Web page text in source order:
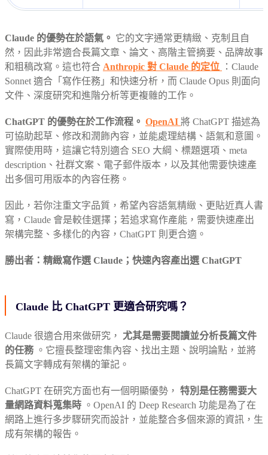
Claude 的優勢在於語氣。 它的文字通常更精緻、克制且自
然，因此非常適合長篇文章、論文、高階主管摘要、品牌故事
和粗稿改寫。這也符合 Anthropic 對 Claude 的定位
：Claude
Sonnet 適合「寫作任務」和快速分析，而 Claude Opus 則面向
文件、深度研究和進階分析等更複雜的工作。
ChatGPT 的優勢在於工作流程。 OpenAI 將 ChatGPT 描述為
可協助起草、修改和潤飾內容，並能處理結構、語氣和意圖。
實際使用時，這讓它特別適合 SEO 大綱、標題選項、meta
description、社群文案、電子郵件版本，以及其他需要快速產
出多個可用版本的內容任務。
因此，若你注重文字品質，希望內容語氣精緻、更貼近真人書
寫，Claude 會是較佳選擇；若追求寫作產能，需要快速產出
架構完整、多樣化的內容，ChatGPT 則更合適。
勝出者：精緻寫作選 Claude；快速內容產出選 ChatGPT
Claude 比 ChatGPT 更適合研究嗎？
Claude 很適合用來做研究， 尤其是需要閱讀並分析長篇文件
的任務 。它擅長整理密集內容、找出主題、說明論點，並將
長篇文字轉成有架構的筆記。
ChatGPT 在研究方面也有一個明顯優勢， 特別是任務需要大
量網路資料蒐集時 。OpenAI 的 Deep Research 功能是為了在
網路上進行多步驟研究而設計，並能整合多個來源的資訊，生
成有架構的報告。